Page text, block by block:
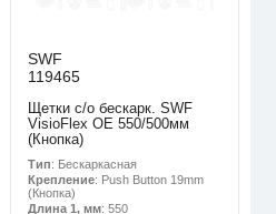
SWF
119465
Щетки с/о бескарк. SWF
VisioFlex OE 550/500мм
(Кнопка)
Тип: Бескаркасная
Крепление: Push Button 19mm
(Кнопка)
Длина 1, мм: 550